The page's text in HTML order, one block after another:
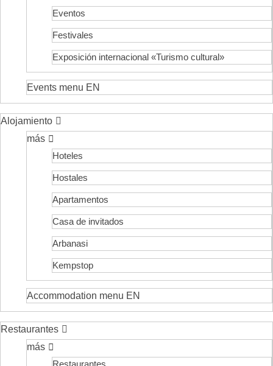
Eventos
Festivales
Exposición internacional «Turismo cultural»
Events menu EN
Alojamiento
más
Hoteles
Hostales
Apartamentos
Casa de invitados
Arbanasi
Kempstop
Accommodation menu EN
Restaurantes
más
Restaurantes